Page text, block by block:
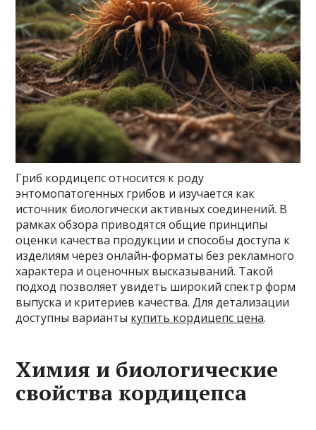
Гриб кордицепс относится к роду
энтомопатогенных грибов и изучается как
источник биологически активных соединений. В
рамках обзора приводятся общие принципы
оценки качества продукции и способы доступа к
изделиям через онлайн-форматы без рекламного
характера и оценочных высказываний. Такой
подход позволяет увидеть широкий спектр форм
выпуска и критериев качества. Для детализации
доступны варианты купить кордицепс цена.
Химия и биологические
свойства кордицепса